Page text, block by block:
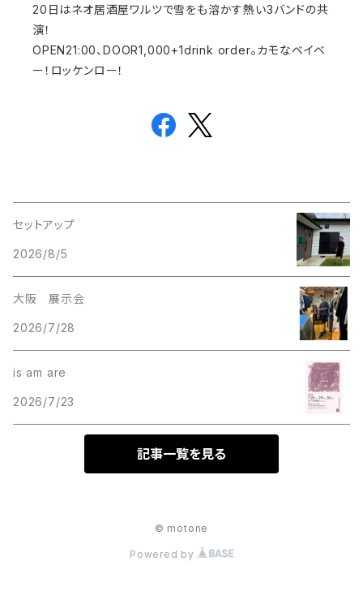
20日はネオ居酒屋ワルツで雪をも溶かす熱い3バンドの共
演！
OPEN21:00、DOOR1,000+1drink order。カモなベイベ
ー！ロッケンロー！
セットアップ
2026/8/5
大阪 展示会
2026/7/28
is am are
2026/7/23
記事一覧を見る
© motone
Powered by